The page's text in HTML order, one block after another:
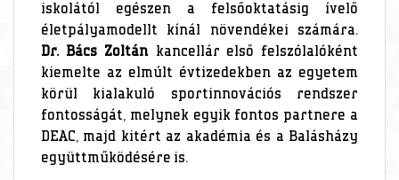
iskolától egészen a felsőoktatásig ívelő
életpályamodellt kínál növendékei számára.
Dr. Bács Zoltánkancellár első felszólalóként
kiemelte az elmúlt évtizedekben az egyetem
körül kialakuló sportinnovációs rendszer
fontosságát, melynek egyik fontos partnere a
DEAC, majd kitért az akadémia és a Balásházy
együttműködésére is.